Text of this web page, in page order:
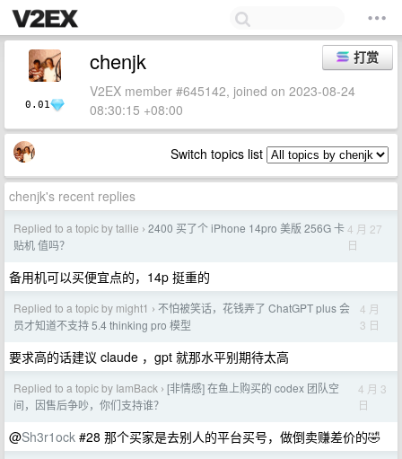
0.01
打赏
chenjk
V2EX member #645142, joined on 2023-08-24
08:30:15 +08:00
Switch topics list
chenjk's recent replies
Replied to a topic by tallie › 2400 买了个 iPhone 14pro 美版 256G 卡
贴机 值吗？
4 月 27
日
备用机可以买便宜点的，14p 挺重的
Replied to a topic by might1 › 不怕被笑话，花钱弄了 ChatGPT plus 会
员才知道不支持 5.4 thinking pro 模型
4 月
3 日
要求高的话建议 claude ，gpt 就那水平别期待太高
Replied to a topic by IamBack › [非情感] 在鱼上购买的 codex 团队空
间，因售后争吵，你们支持谁？
4 月 3
日
@Sh3r1ock #28 那个买家是去别人的平台买号，做倒卖赚差价的🤣